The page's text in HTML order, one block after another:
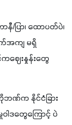
နီ/ပြာ၊ ထောပတ်ပဲ၊
အကျ မရှိ
ကဈေးနှုန်းတွေ
ဏ်က နိုင်ငံခြား
ါဒတွေကြောင့် ပဲ